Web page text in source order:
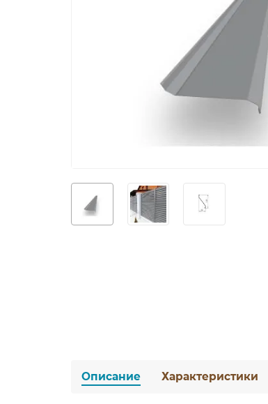
Описание Характеристики